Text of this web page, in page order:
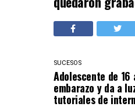
SUCESOS
Adolescente de 16
embarazo y da a
tutoriales de